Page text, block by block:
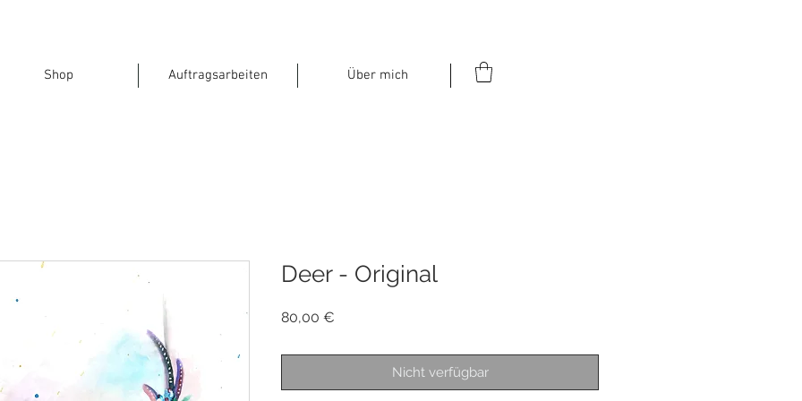
Shop Auftragsarbeiten Über mich
Deer - Original
80,00 €
Nicht verfügbar